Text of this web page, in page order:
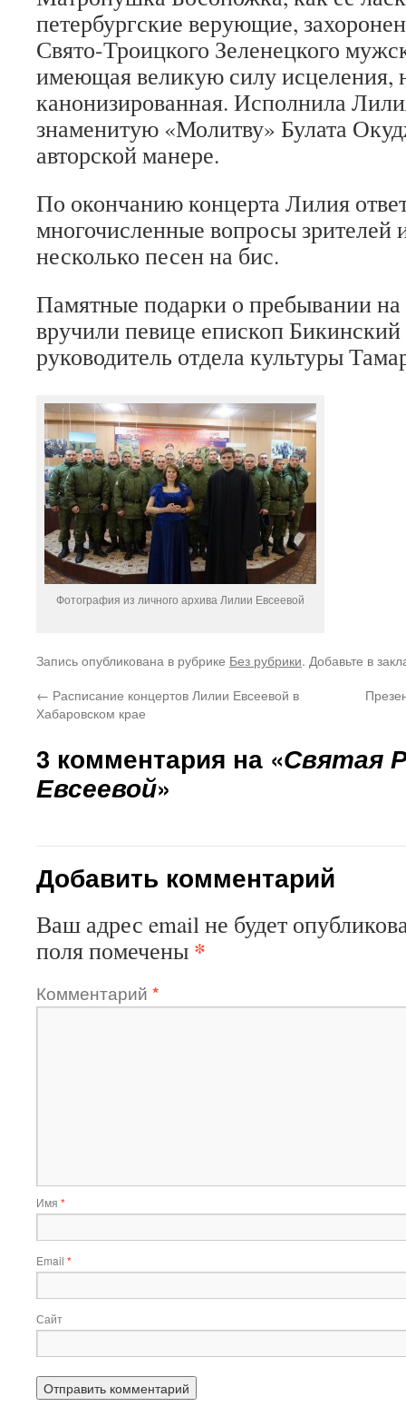
петербургские верующие,
Свято-Троицкого Зеленецкого
имеющая великую силу исцеления,
канонизированная. Исполнила
знаменитую «Молитву» Булата
авторской манере.
По окончанию концерта Лилия
многочисленные вопросы зрителей
несколько песен на бис.
Памятные подарки о пребывании на
вручили певице епископ
руководитель отдела культуры
Фотография из личного архива Лилии Евсеевой
Запись опубликована в рубрике Без рубрики. Добавьте в
← Расписание концертов Лилии Евсеевой в
Хабаровском крае
3 комментария на «Святая
Евсеевой»
Добавить комментарий
Ваш адрес email не будет
поля помечены *
Комментарий *
Имя *
Email *
Сайт